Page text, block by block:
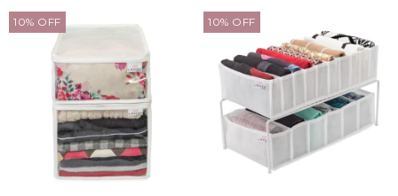
10% OFF 10% OFF